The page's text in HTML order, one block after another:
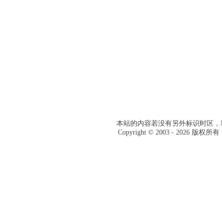
本站的内容若没有另外标识时区
Copyright © 2003 -2026 版权所有